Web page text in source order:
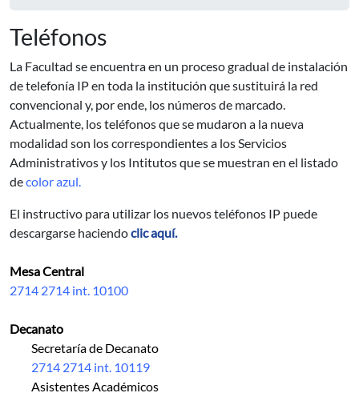
Teléfonos
La Facultad se encuentra en un proceso gradual de instalación
de telefonía IP en toda la institución que sustituirá la red
convencional y, por ende, los números de marcado.
Actualmente, los teléfonos que se mudaron a la nueva
modalidad son los correspondientes a los Servicios
Administrativos y los Intitutos que se muestran en el listado
decolor azul.
El instructivo para utilizar los nuevos teléfonos IP puede
descargarse haciendoclic aquí.
Mesa Central
2714 2714 int. 10100
Decanato
Secretaría de Decanato
2714 2714 int. 10119
Asistentes Académicos